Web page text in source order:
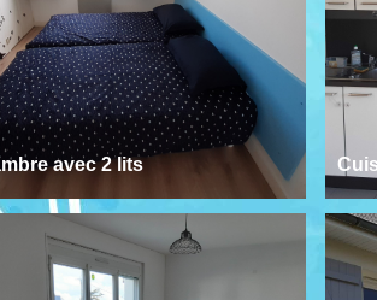
avec 2 lits